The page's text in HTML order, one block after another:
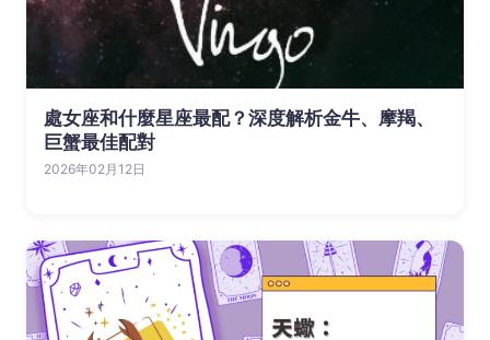
處女座和什麼星座最配？深度解析金牛、摩羯、
巨蟹最佳配對
2026年02月12日